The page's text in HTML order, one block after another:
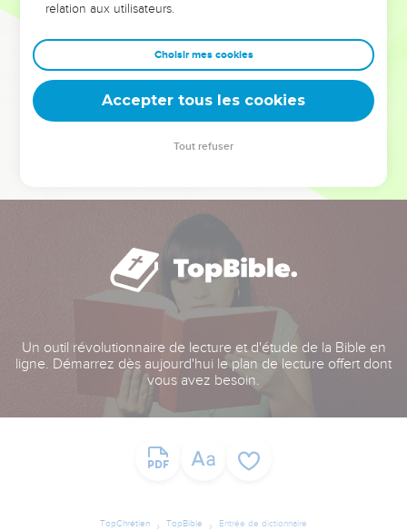
Dans cette conférence, leaders, entrepreneurs, et responsables
clés pour avancer avec plus de sagesse afin que leurs erreurs
deviennent vos tremplins. Que vous guidiez un ministère, une
équipe, un groupe ou une famille, leur expérience est faite
Un outil révolutionnaire de lecture et d'étude de la Bible en
ligne. Démarrez dès aujourd'hui le plan de lecture offert dont
vous avez besoin.
TopChrétien TopBible Entrée de dictionnaire
relation aux utilisateurs.
Choisir mes cookies
Accepter tous les cookies
Tout refuser